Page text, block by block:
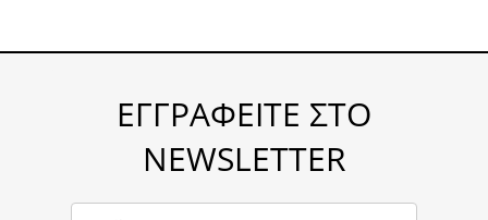
ΕΓΓΡΑΦΕΙΤΕ ΣΤΟ
NEWSLETTER